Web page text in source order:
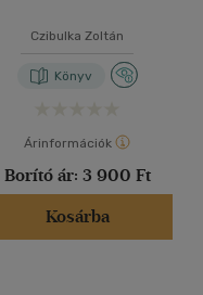
Czibulka Zoltán
Könyv
Árinformációk
Borító ár: 3 900 Ft
Kosárba